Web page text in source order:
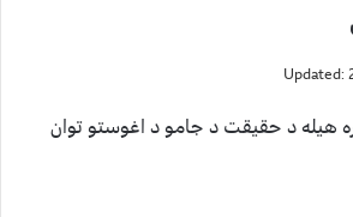
Updated:
هيله د حقيقت د جامو د اغوستو توان